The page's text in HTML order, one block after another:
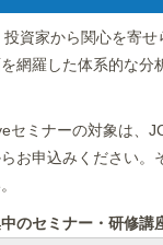
投資家から関心を寄
網羅した体系的な分
セミナーの対象は、
お申込みください。
のセミナー・研修講